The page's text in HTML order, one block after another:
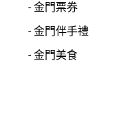
- 金門票券
- 金門伴手禮
- 金門美食